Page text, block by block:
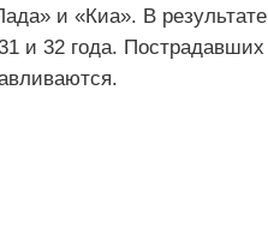
и «Киа». В результате
и 32 года. Пострадавших